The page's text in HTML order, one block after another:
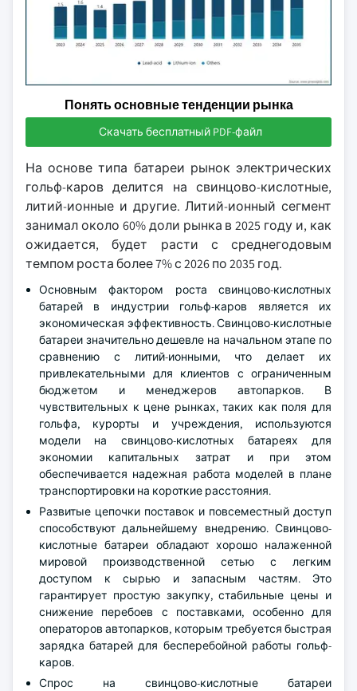
Понять основные тенденции рынка
Скачать бесплатный PDF-файл
На основе типа батареи рынок электрических
гольф-каров делится на свинцово-кислотные,
литий-ионные и другие. Литий-ионный сегмент
занимал около 60% доли рынка в 2025 году и, как
ожидается, будет расти с среднегодовым
темпом роста более 7% с 2026 по 2035 год.
Основным фактором роста свинцово-кислотных
батарей в индустрии гольф-каров является их
экономическая эффективность. Свинцово-кислотные
батареи значительно дешевле на начальном этапе по
сравнению с литий-ионными, что делает их
привлекательными для клиентов с ограниченным
бюджетом и менеджеров автопарков. В
чувствительных к цене рынках, таких как поля для
гольфа, курорты и учреждения, используются
модели на свинцово-кислотных батареях для
экономии капитальных затрат и при этом
обеспечивается надежная работа моделей в плане
транспортировки на короткие расстояния.
Развитые цепочки поставок и повсеместный доступ
способствуют дальнейшему внедрению. Свинцово-
кислотные батареи обладают хорошо налаженной
мировой производственной сетью с легким
доступом к сырью и запасным частям. Это
гарантирует простую закупку, стабильные цены и
снижение перебоев с поставками, особенно для
операторов автопарков, которым требуется быстрая
зарядка батарей для бесперебойной работы гольф-
каров.
Спрос на свинцово-кислотные батареи